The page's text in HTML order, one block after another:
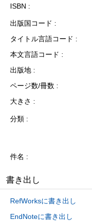
ISBN
出版国コード
タイトル言語コード
本文言語コード
出版地
ページ数/冊数
大きさ
分類
件名
書き出し
RefWorksに書き出し
EndNoteに書き出し